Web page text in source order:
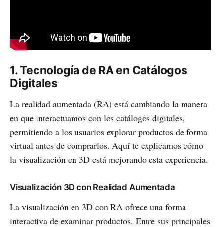
1. Tecnología de RA en Catálogos
Digitales
La realidad aumentada (RA) está cambiando la manera
en que interactuamos con los catálogos digitales,
permitiendo a los usuarios explorar productos de forma
virtual antes de comprarlos. Aquí te explicamos cómo
la visualización en 3D está mejorando esta experiencia.
Visualización 3D con Realidad Aumentada
La visualización en 3D con RA ofrece una forma
interactiva de examinar productos. Entre sus principales